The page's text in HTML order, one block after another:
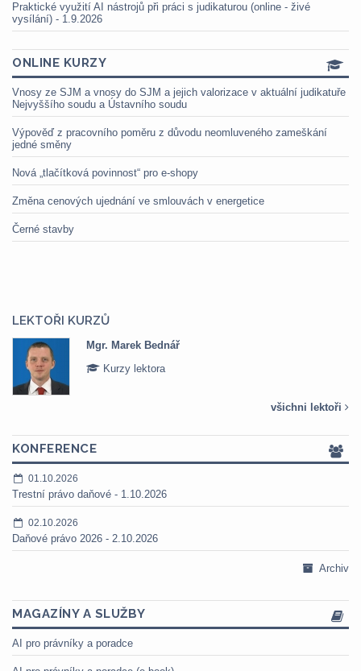
Praktické využití AI nástrojů při práci s judikaturou (online - živé
vysílání) - 1.9.2026
ONLINE KURZY
Vnosy ze SJM a vnosy do SJM a jejich valorizace v aktuální judikatuře
Nejvyššího soudu a Ústavního soudu
Výpověď z pracovního poměru z důvodu neomluveného zameškání
jedné směny
Nová „tlačítková povinnost“ pro e-shopy
Změna cenových ujednání ve smlouvách v energetice
Černé stavby
LEKTOŘI KURZŮ
Mgr. Veronika Pázmányová
Kurzy lektora
všichni lektoři
KONFERENCE
01.10.2026
Trestní právo daňové - 1.10.2026
02.10.2026
Daňové právo 2026 - 2.10.2026
Archiv
MAGAZÍNY A SLUŽBY
AI pro právníky a poradce